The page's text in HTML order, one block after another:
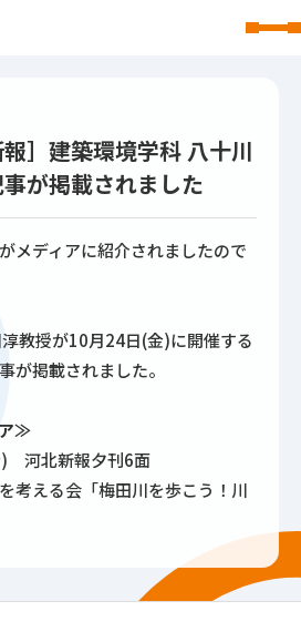
報］建築環境学科 八十川
が掲載されました
メディアに紹介されましたので
教授が10月24日(金)に開催する
が掲載されました。
≫
河北新報夕刊6面
考える会「梅田川を歩こう！川